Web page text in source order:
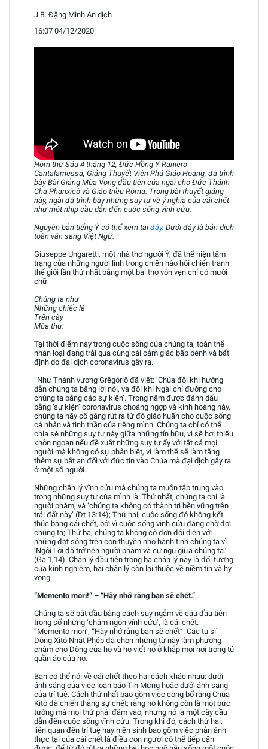
J.B. Đặng Minh An dịch
16:07 04/12/2020
Hôm thứ Sáu 4 tháng 12, Đức Hồng Y Raniero
Cantalamessa, Giảng Thuyết Viên Phủ Giáo Hoàng, đã trình
bày Bài Giảng Mùa Vọng đầu tiên của ngài cho Đức Thánh
Cha Phanxicô và Giáo triều Rôma. Trong bài thuyết giảng
này, ngài đã trình bày những suy tư về ý nghĩa của cái chết
như một nhịp cầu dẫn đến cuộc sống vĩnh cửu.
Nguyên bản tiếng Ý có thể xem tại đây. Dưới đây là bản dịch
toàn văn sang Việt Ngữ.
Giuseppe Ungaretti, một nhà thơ người Ý, đã thể hiện tâm
trạng của những người lính trong chiến hào hồi chiến tranh
thế giới lần thứ nhất bằng một bài thơ vỏn vẹn chỉ có mười
chữ
Chúng ta như
Những chiếc lá
Trên cây
Mùa thu.
Tại thời điểm này trong cuộc sống của chúng ta, toàn thể
nhân loại đang trải qua cùng cái cảm giác bấp bênh và bất
định do đại dịch coronavirus gây ra.
“Như Thánh vương Grêgôriô đã viết: ‘Chúa đôi khi hướng
dẫn chúng ta bằng lời nói, và đôi khi Ngài chỉ đường cho
chúng ta bằng các sự kiện’. Trong năm được đánh dấu
bằng ‘sự kiện’ coronavirus choáng ngợp và kinh hoàng này,
chúng ta hãy cố gắng rút ra từ đó giáo huấn cho cuộc sống
cá nhân và tinh thần của riêng mình. Chúng ta chỉ có thể
chia sẻ những suy tư này giữa những tín hữu, vì sẽ hơi thiếu
khôn ngoan nếu đề xuất những suy tư ấy với tất cả mọi
người mà không có sự phân biệt, vì làm thế sẽ làm tăng
thêm sự bất an đối với đức tin vào Chúa mà đại dịch gây ra
ở một số người.
Những chân lý vĩnh cửu mà chúng ta muốn tập trung vào
trong những suy tư của mình là: Thứ nhất, chúng ta chỉ là
người phàm, và ‘chúng ta không có thành trì bền vững trên
trái đất này’ (Dt 13:14); Thứ hai, cuộc sống đó không kết
thúc bằng cái chết, bởi vì cuộc sống vĩnh cửu đang chờ đợi
chúng ta; Thứ ba, chúng ta không cô đơn đối diện với
những đợt sóng trên con thuyền nhỏ hành tinh chúng ta vì
‘Ngôi Lời đã trở nên người phàm và cư ngụ giữa chúng ta.’
(Ga 1,14). Chân lý đầu tiên trong ba chân lý này là đối tượng
của kinh nghiệm, hai chân lý còn lại thuộc về niềm tin và hy
vọng.
“Memento mori!” – “Hãy nhớ rằng bạn sẽ chết.”
Chúng ta sẽ bắt đầu bằng cách suy ngẫm về câu đầu tiên
trong số những ‘châm ngôn vĩnh cửu’, là cái chết.
“Memento mori’, “Hãy nhớ rằng bạn sẽ chết”. Các tu sĩ
Dòng Xitô Nhặt Phép đã chọn những từ này làm phương
châm cho Dòng của họ và họ viết nó ở khắp mọi nơi trong tủ
quần áo của họ.
Bạn có thể nói về cái chết theo hai cách khác nhau: dưới
ánh sáng của việc loan báo Tin Mừng hoặc dưới ánh sáng
của trí tuệ. Cách thứ nhất bao gồm việc công bố rằng Chúa
Kitô đã chiến thắng sự chết; rằng nó không còn là một bức
tường mà mọi thứ phải đâm vào, nhưng nó là một cây cầu
dẫn đến cuộc sống vĩnh cửu. Trong khi đó, cách thứ hai,
liên quan đến trí tuệ hay hiện sinh bao gồm việc phản ánh
thực tại của cái chết là điều con người có thể tiếp cận